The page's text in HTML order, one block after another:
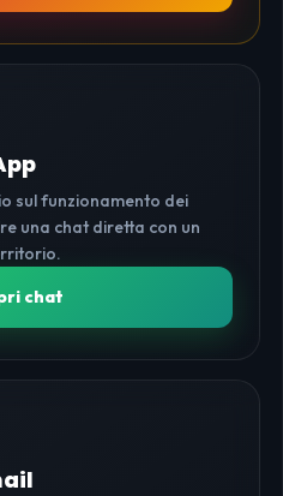
sul funzionamento dei
una chat diretta con un
chat